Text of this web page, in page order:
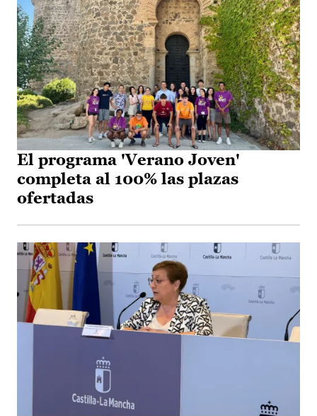
El programa 'Verano Joven'
completa al 100% las plazas
ofertadas